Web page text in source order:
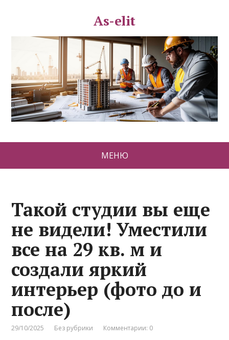
As-elit
МЕНЮ
Такой студии вы еще
не видели! Уместили
все на 29 кв. м и
создали яркий
интерьер (фото до и
после)
29/10/2025 Без рубрики Комментарии: 0